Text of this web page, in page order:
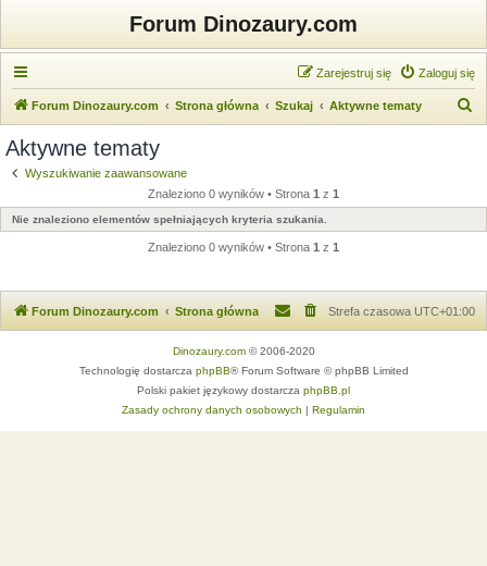
Forum Dinozaury.com
Zaloguj się
Zarejestruj się
Forum Dinozaury.com Strona główna Szukaj Aktywne tematy
a
j
Aktywne tematy
Wyszukiwanie zaawansowane
Znaleziono 0 wyników • Strona 1 z 1
Nie znaleziono elementów spełniających kryteria szukania.
Znaleziono 0 wyników • Strona 1 z 1
Forum Dinozaury.com Strona główna Strefa czasowa UTC+01:00
Dinozaury.com© 2006-2020
Technologię dostarcza phpBB® Forum Software © phpBB Limited
Polski pakiet językowy dostarcza phpBB.pl
Zasady ochrony danych osobowych | Regulamin